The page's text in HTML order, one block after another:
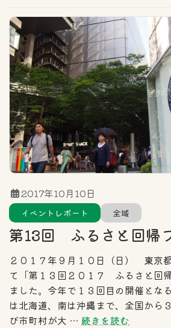
イベントレポート 全域
第13回 ふるさと回帰
2017年10月10日
２０１７年９月１０日（日） 東京
て「第１３回２０１７ ふるさと回
ました。今年で１３回目の開催とな
は北海道、南は沖縄まで、全国から
び市町村が大 … 続きを読む